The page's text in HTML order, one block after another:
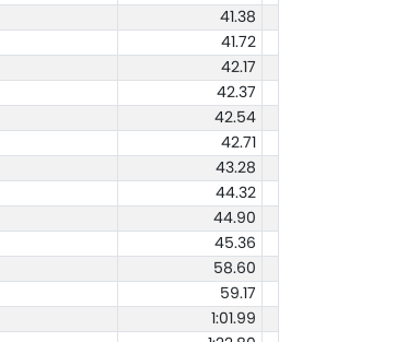
41.38
41.72
42.17
42.37
42.54
42.71
43.28
44.32
44.90
45.36
58.60
59.17
1:01.99